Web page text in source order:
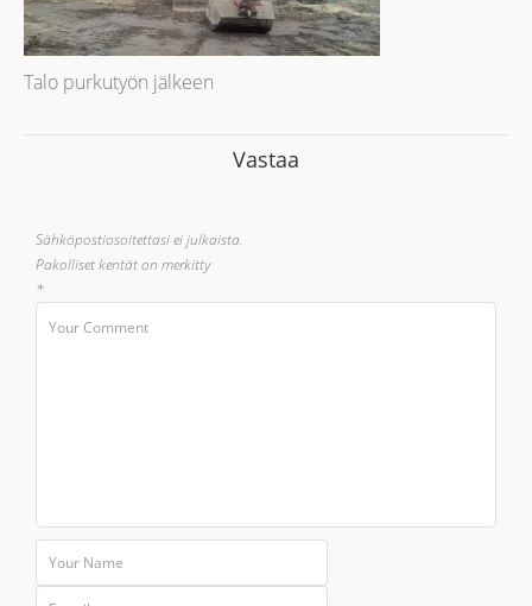
Talo purkutyön jälkeen
Vastaa
Sähköpostiosoitettasi ei julkaista.
Pakolliset kentät on merkitty
*